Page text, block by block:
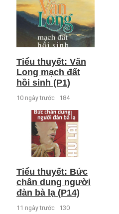
Tiểu thuyết: Văn
Long mạch đất
hồi sinh (P1)
10 ngày trước 184
Tiểu thuyết: Bức
chân dung người
đàn bà lạ (P14)
11 ngày trước 130